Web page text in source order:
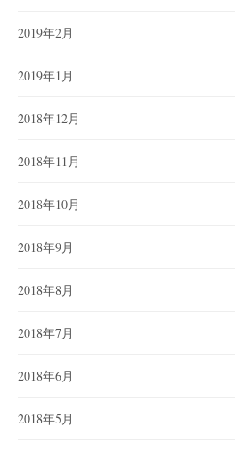
2019年2月
2019年1月
2018年12月
2018年11月
2018年10月
2018年9月
2018年8月
2018年7月
2018年6月
2018年5月